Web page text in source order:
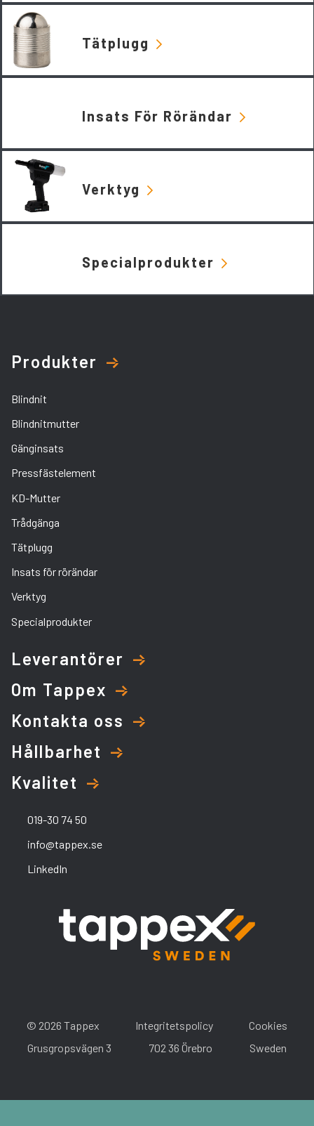
Tätplugg
Insats För Rörändar
Verktyg
Specialprodukter
Produkter
Blindnit
Blindnitmutter
Gänginsats
Pressfästelement
KD-Mutter
Trådgänga
Tätplugg
Insats för rörändar
Verktyg
Specialprodukter
Leverantörer
Om Tappex
Kontakta oss
Hållbarhet
Kvalitet
019-30 74 50
info@tappex.se
LinkedIn
© 2026 Tappex Integritetspolicy
Cookies
Grusgropsvägen 3
702 36 Örebro Sweden